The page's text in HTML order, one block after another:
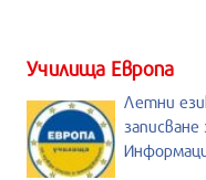
Училища Европа
Летни